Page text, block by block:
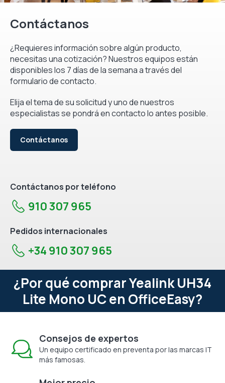
Contáctanos
¿Requieres información sobre algún producto,
necesitas una cotización? Nuestros equipos están
disponibles los 7 días de la semana a través del
formulario de contacto.
Elija el tema de su solicitud y uno de nuestros
especialistas se pondrá en contacto lo antes posible.
Contáctanos
Contáctanos por teléfono
910 307 965
Pedidos internacionales
+34 910 307 965
¿Por qué comprar Yealink UH34
Lite Mono UC en OfficeEasy?
Consejos de expertos
Un equipo certificado en preventa por las marcas IT
más famosas.